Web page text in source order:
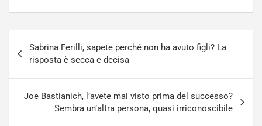
articoli
Sabrina Ferilli, sapete perché non ha avuto figli? La
risposta è secca e decisa
Joe Bastianich, l’avete mai visto prima del successo?
Sembra un’altra persona, quasi irriconoscibile